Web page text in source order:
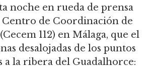
noche en rueda de prensa
Centro de Coordinación de
112) en Málaga, que el
desalojadas de los puntos
a la ribera del Guadalhorce: